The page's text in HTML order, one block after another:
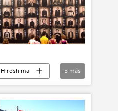
Hiroshima
5 más